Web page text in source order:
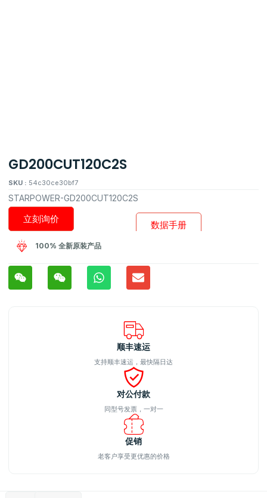
GD200CUT120C2S
SKU : 54c30ce30bf7
STARPOWER-GD200CUT120C2S
数据手册
立刻询价
100% 全新原装产品
顺丰速运
支持顺丰速运，最快隔日达
对公付款
同型号发票，一对一
促销
老客户享受更优惠的价格